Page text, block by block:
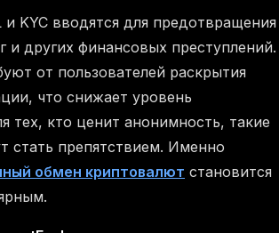
KYC вводятся для предотвращения
и других финансовых преступлений.
от пользователей раскрытия
что снижает уровень
тех, кто ценит анонимность, такие
стать препятствием. Именно
обмен криптовалют становится